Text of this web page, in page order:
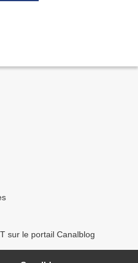
sur le portail Canalblog